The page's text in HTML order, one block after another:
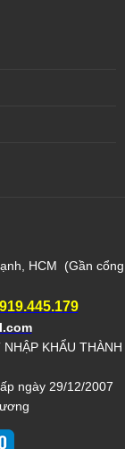
HCM (Gần cổng
KHẨU THÀNH
ngày 29/12/2007